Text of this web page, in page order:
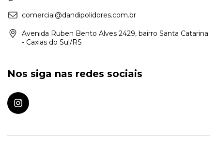
comercial@dandipolidores.com.br
Avenida Ruben Bento Alves 2429, bairro Santa Catarina
- Caxias do Sul/RS
Nos siga nas redes sociais